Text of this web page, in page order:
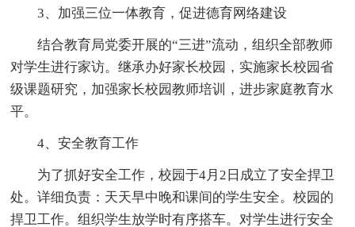
3、加强三位一体教育，促进德育网络建设
结合教育局党委开展的“三进”流动，组织全部教师
对学生进行家访。继承办好家长校园，实施家长校园省
级课题研究，加强家长校园教师培训，进步家庭教育水
平。
4、安全教育工作
为了抓好安全工作，校园于4月2日成立了安全捍卫
处。详细负责：天天早中晚和课间的学生安全。校园的
捍卫工作。组织学生放学时有序搭车。对学生进行安全